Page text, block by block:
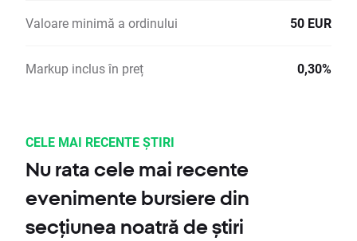
Valoare minimă a ordinului 50 EUR
Markup inclus în preț 0,30%
CELE MAI RECENTE ȘTIRI
Nu rata cele mai recente
evenimente bursiere din
secțiunea noatră de știri